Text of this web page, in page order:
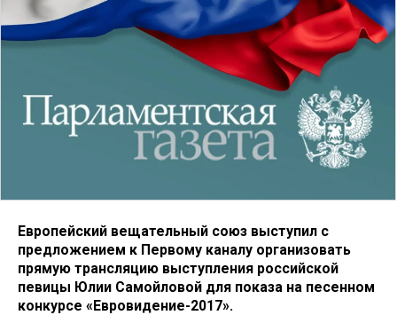
Европейский вещательный союз выступил с
предложением к Первому каналу организовать
прямую трансляцию выступления российской
певицы Юлии Самойловой для показа на песенном
конкурсе «Евровидение-2017».